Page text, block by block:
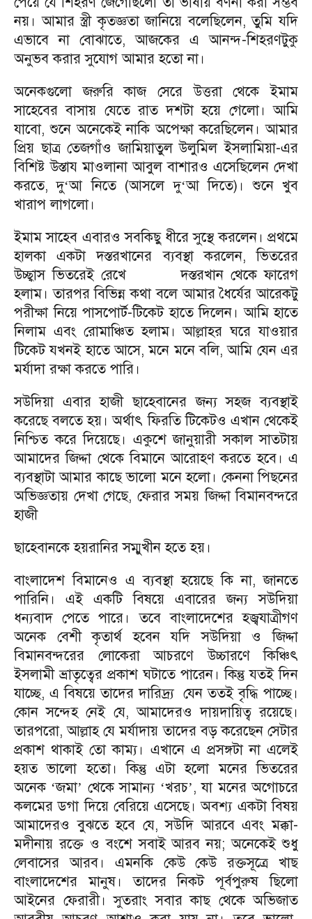
নয়। আমার স্ত্রী কৃতজ্ঞতা জানিয়ে বলেছিলেন, তুমি যদি
এভাবে না বোঝাতে, আজকের এ আনন্দ-শিহরণটুকু
অনুভব করার সুযোগ আমার হতো না।
অনেকগুলো জরুরি কাজ সেরে উত্তরা থেকে ইমাম
সাহেবের বাসায় যেতে রাত দশটা হয়ে গেলো। আমি
যাবো, শুনে অনেকেই নাকি অপেক্ষা করেছিলেন। আমার
প্রিয় ছাত্র তেজগাঁও জামিয়াতুল উলুমিল ইসলামিয়া-এর
বিশিষ্ট উস্তায মাওলানা আবুল বাশারও এসেছিলেন দেখা
করতে, দু‘আ নিতে (আসলে দু‘আ দিতে)। শুনে খুব
খারাপ লাগলো।
ইমাম সাহেব এবারও সবকিছু ধীরে সুস্থে করলেন। প্রথমে
হালকা একটা দস্তরখানের ব্যবস্থা করলেন, ভিতরের
উচ্ছ্বাস ভিতরেই রেখে
দস্তরখান থেকে ফারেগ
হলাম। তারপর বিভিন্ন কথা বলে আমার ধৈর্যের আরেকটু
পরীক্ষা নিয়ে পাসপোর্ট-টিকেট হাতে দিলেন। আমি হাতে
নিলাম এবং রোমাঞ্চিত হলাম। আল্লাহর ঘরে যাওয়ার
টিকেট যখনই হাতে আসে, মনে মনে বলি, আমি যেন এর
মর্যাদা রক্ষা করতে পারি।
সউদিয়া এবার হাজী ছাহেবানের জন্য সহজ ব্যবস্থাই
করেছে বলতে হয়। অর্থাৎ ফিরতি টিকেটও এখান থেকেই
নিশ্চিত করে দিয়েছে। একুশে জানুয়ারী সকাল সাতটায়
আমাদের জিদ্দা থেকে বিমানে আরোহণ করতে হবে। এ
ব্যবস্থাটা আমার কাছে ভালো মনে হলো। কেননা পিছনের
অভিজ্ঞতায় দেখা গেছে, ফেরার সময় জিদ্দা বিমানবন্দরে
হাজী
ছাহেবানকে হয়রানির সম্মুখীন হতে হয়।
বাংলাদেশ বিমানেও এ ব্যবস্থা হয়েছে কি না, জানতে
পারিনি। এই একটি বিষয়ে এবারের জন্য সউদিয়া
ধন্যবাদ পেতে পারে। তবে বাংলাদেশের হজ্বযাত্রীগণ
অনেক বেশী কৃতার্থ হবেন যদি সউদিয়া ও জিদ্দা
বিমানবন্দরের লোকেরা আচরণে উচ্চারণে কিঞ্চিৎ
ইসলামী ভ্রাতৃত্বের প্রকাশ ঘটাতে পারেন। কিন্তু যতই দিন
যাচ্ছে, এ বিষয়ে তাদের দারিদ্র্য যেন ততই বৃদ্ধি পাচ্ছে।
কোন সন্দেহ নেই যে, আমাদেরও দায়দায়িত্ব রয়েছে।
তারপরো, আল্লাহ যে মর্যাদায় তাদের বড় করেছেন সেটার
প্রকাশ থাকাই তো কাম্য। এখানে এ প্রসঙ্গটা না এলেই
হয়ত ভালো হতো। কিন্তু এটা হলো মনের ভিতরের
অনেক ‘জমা’ থেকে সামান্য ‘খরচ’, যা মনের অগোচরে
কলমের ডগা দিয়ে বেরিয়ে এসেছে। অবশ্য একটা বিষয়
আমাদেরও বুঝতে হবে যে, সউদি আরবে এবং মক্কা-
মদীনায় রক্তে ও বংশে সবাই আরব নয়; অনেকেই শুধু
লেবাসের আরব। এমনকি কেউ কেউ রক্তসূত্রে খাছ
বাংলাদেশের মানুষ। তাদের নিকট পূর্বপুরুষ ছিলো
আইনের ফেরারী। সুতরাং সবার কাছ থেকে অভিজাত